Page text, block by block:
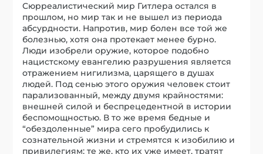
Сюрреалистический мир Гитлера остался в
прошлом, но мир так и не вышел из периода
абсурдности. Напротив, мир болен все той же
болезнью, хотя она протекает менее бурно.
Люди изобрели оружие, которое подобно
нацистскому евангелию разрушения является
отражением нигилизма, царящего в душах
людей. Под сенью этого оружия человек стоит
парализованный, между двумя крайностями:
внешней силой и беспрецедентной в истории
беспомощностью. В то же время бедные и
“обездоленные” мира сего пробудились к
сознательной жизни и стремятся к изобилию и
привилегиям; те же, кто их уже имеет, тратят